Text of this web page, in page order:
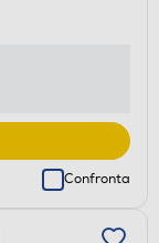
Confronta